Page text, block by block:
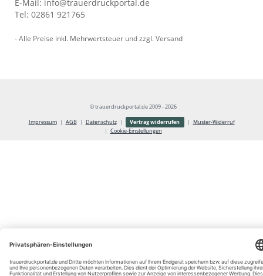
E-Mail: info@trauerdruckportal.de
Tel: 02861 921765
- Alle Preise inkl. Mehrwertsteuer und zzgl.Versand
© trauerdruckportal.de 2009 - 2026
Impressum AGB Datenschutz Vertrag widerrufen
Muster-Widerruf
Cookie-Einstellungen